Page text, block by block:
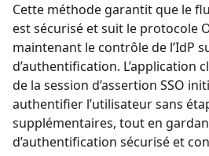
Cette méthode garantit que le
est sécurisé et suit le protocole
maintenant le contrôle de l’IdP
d’authentification. L’application
de la session d’assertion SSO
authentifier l’utilisateur sans
supplémentaires, tout en
d’authentification sécurisé et